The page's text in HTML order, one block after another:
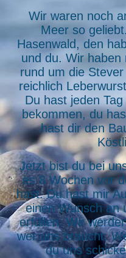
Wir waren noch
Meer so
Hasenwald, den
und du. Wir haben
rund um die
reichlich
Du hast jeden
bekommen, du
hast dir den
Jetzt bist du bei
es 8 Wochen vor
hast. Du hast mir
einen Wunsch an
erfüllen. Wir
wer uns braucht.
du uns